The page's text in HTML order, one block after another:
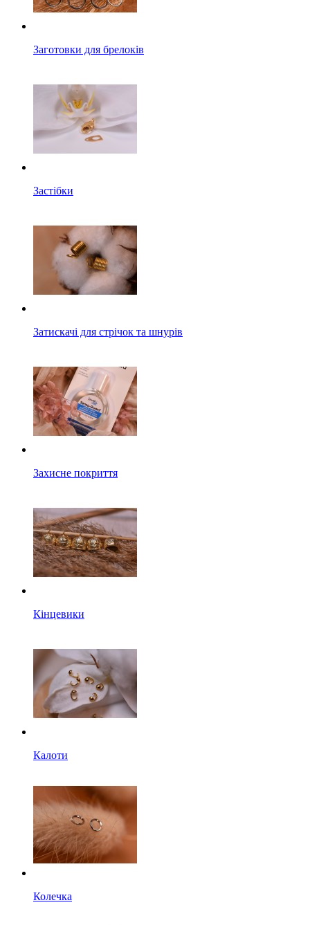
Заготовки для брелоків
Застібки
Затискачі для стрічок та шнурів
Захисне покриття
Кінцевики
Калоти
Колечка